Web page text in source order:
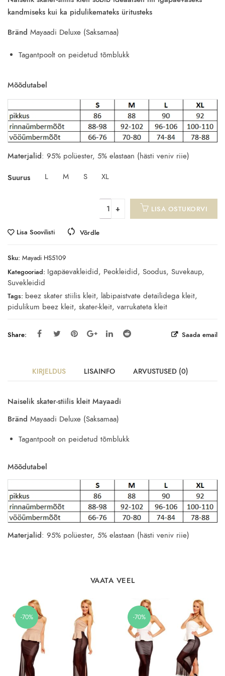
was:
28.00€.
is:
kandmiseks kui ka pidulikemateks üritusteks
Bränd Mayaadi Deluxe (Saksamaa)
Tagantpoolt on peidetud tõmblukk
Mõõdutabel
Materjalid: 95% polüester, 5% elastaan (hästi veniv riie)
Suurus L M S XL
LISA OSTUKORVI
Lisa Soovilisti Võrdle
Sku: Mayadi HS5109
Kategooriad: Igapäevakleidid, Peokleidid, Soodus, Suvekaup,
Suvekleidid
Tags: beez skater stiilis kleit, läbipaistvate detailidega kleit,
pidulikum beez kleit, skater-kleit, varrukateta kleit
Share: Saada email
KIRJELDUS LISAINFO ARVUSTUSED (0)
Naiselik skater-stiilis kleit Mayaadi
Bränd Mayaadi Deluxe (Saksamaa)
Tagantpoolt on peidetud tõmblukk
Mõõdutabel
Materjalid: 95% polüester, 5% elastaan (hästi veniv riie)
VAATA VEEL
-70% -70%